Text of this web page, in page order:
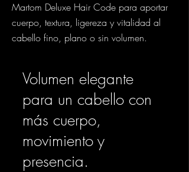
Martom Deluxe Hair Code para aportar
cuerpo, textura, ligereza y vitalidad al
cabello fino, plano o sin volumen.
Volumen elegante
para un cabello con
más cuerpo,
movimiento y
presencia.